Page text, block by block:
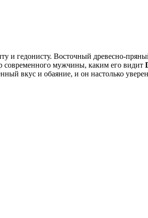
и гедонисту. Восточный древесно-
современного мужчины, каким его видит
вкус и обаяние, и он настолько